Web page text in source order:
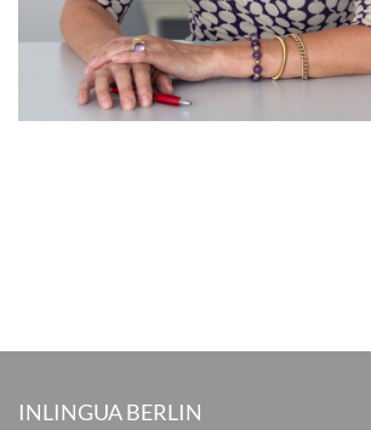
INLINGUA BERLIN